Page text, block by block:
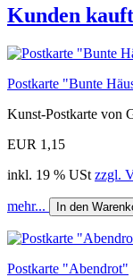
Kunden
Postkarte "Bunte
Kunst-Postkarte von
EUR 1,15
inkl. 19 % USt zzgl.
mehr... In den
Postkarte "Abendrot"